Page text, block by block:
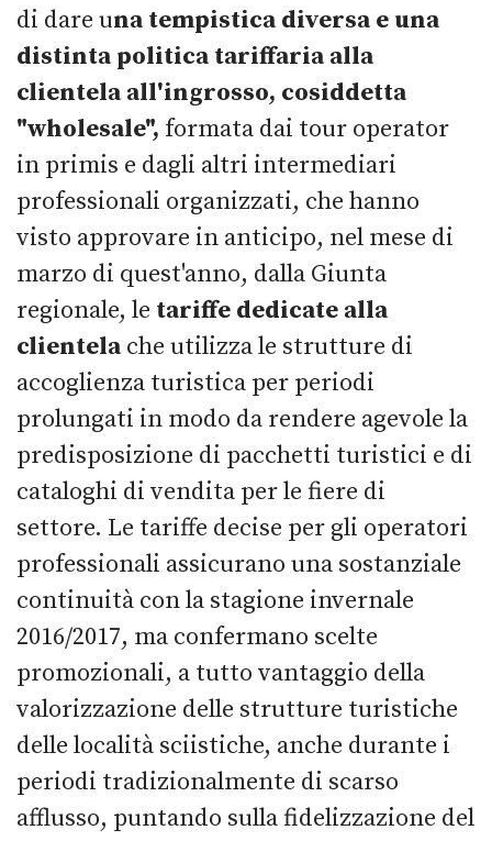
di dare una tempistica diversa e una
distinta politica tariffaria alla
clientela all'ingrosso, cosiddetta
"wholesale", formata dai tour operator
in primis e dagli altri intermediari
professionali organizzati, che hanno
visto approvare in anticipo, nel mese di
marzo di quest'anno, dalla Giunta
regionale, le tariffe dedicate alla
clientelache utilizza le strutture di
accoglienza turistica per periodi
prolungati in modo da rendere agevole la
predisposizione di pacchetti turistici e di
cataloghi di vendita per le fiere di
settore. Le tariffe decise per gli operatori
professionali assicurano una sostanziale
continuità con la stagione invernale
2016/2017, ma confermano scelte
promozionali, a tutto vantaggio della
valorizzazione delle strutture turistiche
delle località sciistiche, anche durante i
periodi tradizionalmente di scarso
afflusso, puntando sulla fidelizzazione del